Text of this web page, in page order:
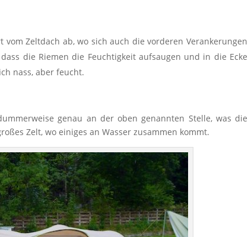
Zeltdach ab, wo sich auch die vorderen Verankerungen
die Riemen die Feuchtigkeit aufsaugen und in die Ecke
nass, aber feucht.
genau an der oben genannten Stelle, was die
Zelt, wo einiges an Wasser zusammen kommt.